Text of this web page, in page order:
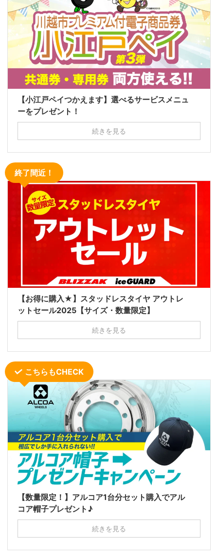
【小江戸ペイつかえます】選べるサービスメニュ
ーをプレゼント！
続きを見る
終了間近！
【お得に購入★】スタッドレスタイヤ アウトレ
ットセール2025【サイズ・数量限定】
続きを見る
こちらもCHECK
【数量限定！】アルコア1台分セット購入でアル
コア帽子プレゼント♪
続きを見る